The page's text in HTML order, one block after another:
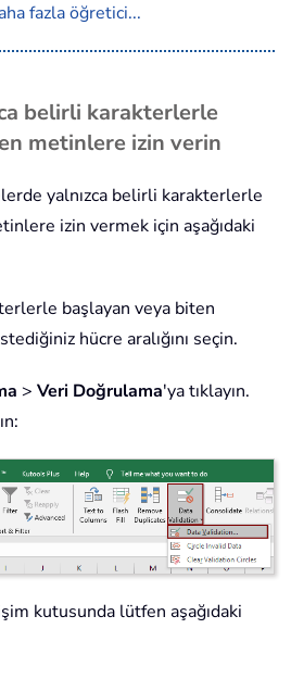
fazla öğretici...
belirli karakterlerle
metinlere izin verin
yalnızca belirli karakterlerle
izin vermek için aşağıdaki
başlayan veya biten
hücre aralığını seçin.
> Veri Doğrulama'ya tıklayın.
kutusunda lütfen aşağıdaki